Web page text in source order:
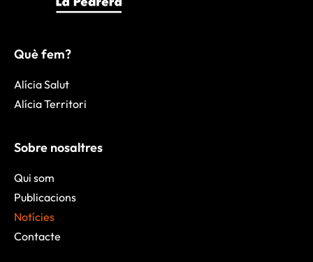
Què fem?
Alícia Salut
Alícia Territori
Sobre nosaltres
Qui som
Publicacions
Notícies
Contacte